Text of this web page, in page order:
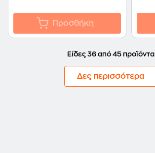
Προσθήκη
Είδες 36 από 45 προϊόντα
Δες περισσότερα